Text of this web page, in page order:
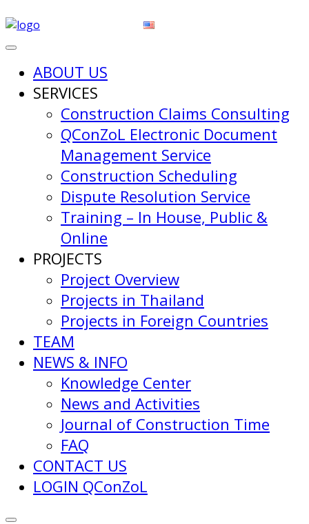
ABOUT US
SERVICES
Construction Claims Consulting
QConZoL Electronic Document
Management Service
Construction Scheduling
Dispute Resolution Service
Training – In House, Public &
Online
PROJECTS
Project Overview
Projects in Thailand
Projects in Foreign Countries
TEAM
NEWS & INFO
Knowledge Center
News and Activities
Journal of Construction Time
FAQ
CONTACT US
LOGIN QConZoL